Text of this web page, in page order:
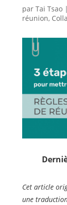
par Tai Tsao|
réunion,
Cet article
une